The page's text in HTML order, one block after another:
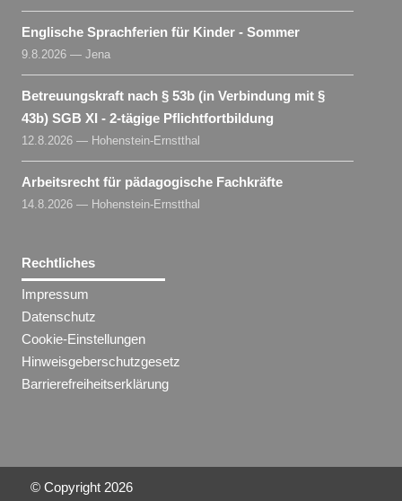
Englische Sprachferien für Kinder - Sommer
9.8.2026 — Jena
Betreuungskraft nach § 53b (in Verbindung mit §
43b) SGB XI - 2-tägige Pflichtfortbildung
12.8.2026 — Hohenstein-Ernstthal
Arbeitsrecht für pädagogische Fachkräfte
14.8.2026 — Hohenstein-Ernstthal
Rechtliches
Impressum
Datenschutz
Cookie-Einstellungen
Hinweisgeberschutzgesetz
Barrierefreiheitserklärung
© Copyright 2026